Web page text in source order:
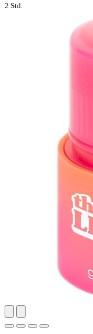
2 Std.